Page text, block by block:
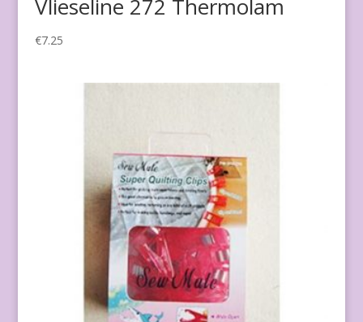
Vlieseline 272 Thermolam
€7.25